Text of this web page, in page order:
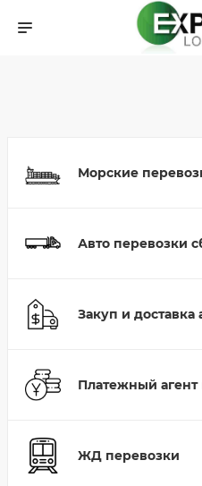
Морские
Авто перевозки
Закуп и доставка
Платежный агент
ЖД перевозки